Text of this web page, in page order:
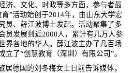
济、文化、时政等多方面，参与者最
育”活动始创于2014年，由山东大学宏
员、薛江波博士发起。活动聚集了多
员发展到近2000人，累计有几万人参
界各地的华人。薛江波主办了几百场
立了“创慧教育（深圳）有限公司 ”。
居德国的刘冬梅女士日前告诉媒体，